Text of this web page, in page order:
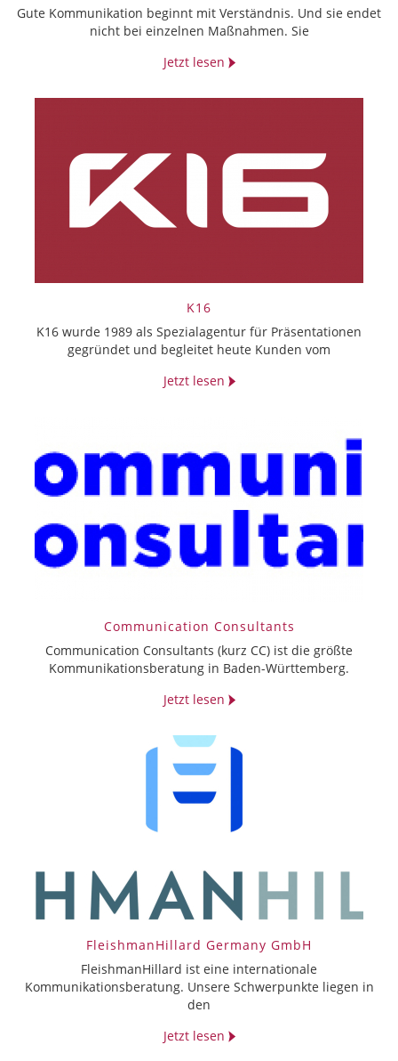
Gute Kommunikation beginnt mit Verständnis. Und sie endet
nicht bei einzelnen Maßnahmen. Sie
Jetzt lesen
K16
K16 wurde 1989 als Spezialagentur für Präsentationen
gegründet und begleitet heute Kunden vom
Jetzt lesen
Communication Consultants
Communication Consultants (kurz CC) ist die größte
Kommunikationsberatung in Baden-Württemberg.
Jetzt lesen
FleishmanHillard Germany GmbH
FleishmanHillard ist eine internationale
Kommunikationsberatung. Unsere Schwerpunkte liegen in
den
Jetzt lesen